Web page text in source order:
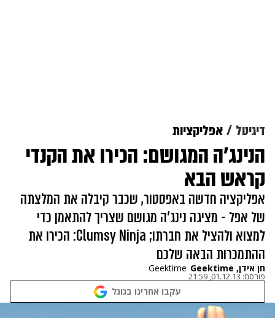
דיגיטל אפליקציות
הנינג'ה המגושם: הכירו את הקנדי
קראש הבא
אפליקציה חדשה באפסטור, שכבר קיבלה את המלצתה
של אפל - מציגה נינג'ה מגושם שצריך להתאמן כדי
למצוא ולהציל את חברתו; Clumsy Ninja: הכירו את
ההתמכרות הבאה שלכם
חן אידן, Geektime Geektime
פורסם: 01.12.13, 21:59
עקבו אחרינו בגוגל